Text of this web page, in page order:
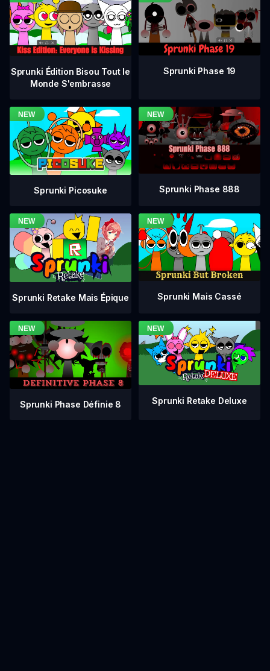
Sprunki Édition Bisou Tout le
Monde S'embrasse
Sprunki Phase 19
Sprunki Picosuke Sprunki Phase 888
Sprunki Retake Mais Épique Sprunki Mais Cassé
Sprunki Phase Définie 8 Sprunki Retake Deluxe